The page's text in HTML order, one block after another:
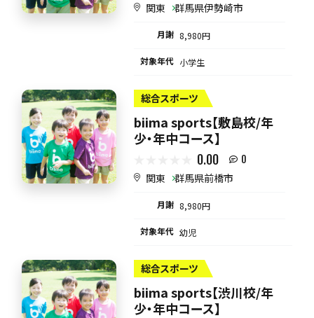
関東 群馬県伊勢崎市
月謝 8,980円
対象年代 小学生
総合スポーツ
biima sports【敷島校/年
少・年中コース】
0.00 0
関東 群馬県前橋市
月謝 8,980円
対象年代 幼児
総合スポーツ
biima sports【渋川校/年
少・年中コース】